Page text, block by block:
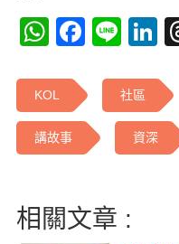
KOL 社區
講故事 資深
相關文章 :